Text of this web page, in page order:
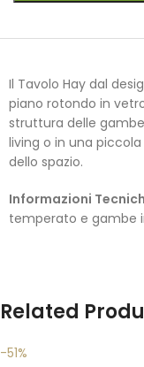
Il Tavolo Hay dal
piano rotondo in
struttura delle
living o in una
dello spazio.
Informazioni
temperato e gambe
Related
-51%